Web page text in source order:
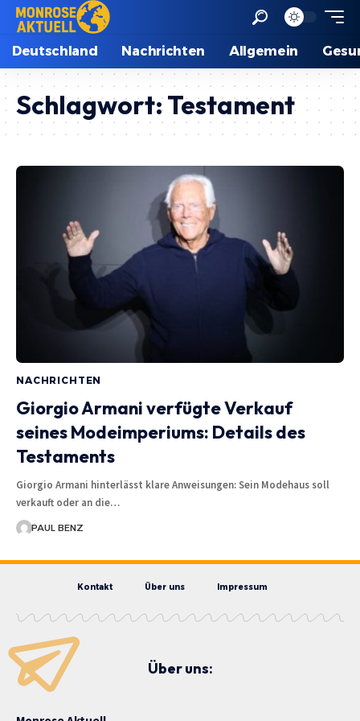
Deutschland Nachrichten Allgemein
Schlagwort:Testament
NACHRICHTEN
Giorgio Armani verfügte Verkauf
seines Modeimperiums: Details des
Testaments
Giorgio Armani hinterlässt klare Anweisungen: Sein Modehaus soll
verkauft oder an die…
PAUL BENZ
Kontakt Über uns Impressum
Über uns: